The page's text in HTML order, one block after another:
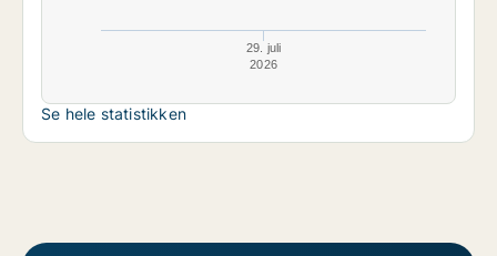
29. juli
2026
Se hele statistikken